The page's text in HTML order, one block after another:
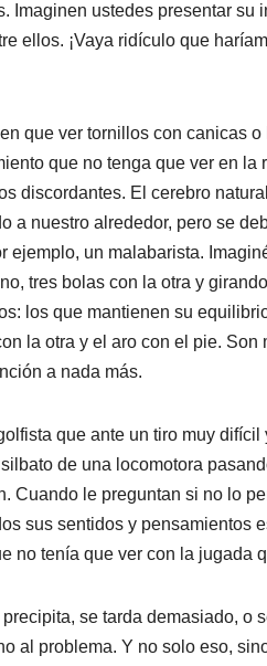
Imaginen ustedes presentar su
ellos. ¡Vaya ridículo que
que ver tornillos con canicas
que no tenga que ver en
discordantes. El cerebro
a nuestro alrededor, pero se
ejemplo, un malabarista.
tres bolas con la otra y
los que mantienen su
la otra y el aro con el pie.
a nada más.
que ante un tiro muy
de una locomotora
Cuando le preguntan si no lo
sus sentidos y pensamientos
no tenía que ver con la jugada
se tarda demasiado, o
al problema. Y no solo eso,